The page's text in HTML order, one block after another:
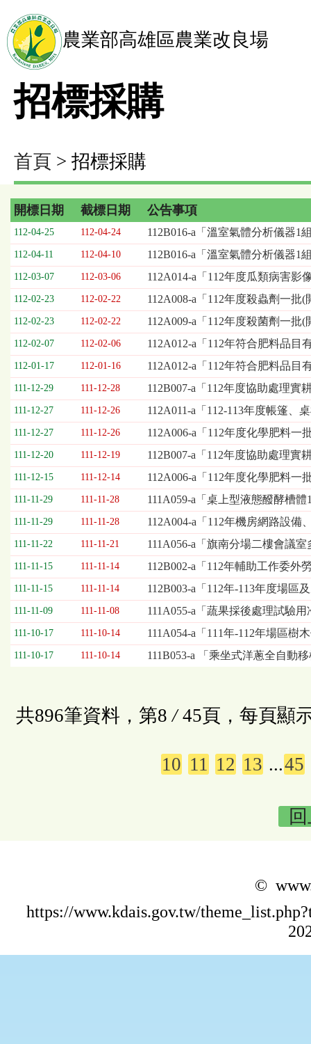
農業部高雄區農業改良場
招標採購
首頁 > 招標採購
招
標
採
購
列
表，
欄
位
依
序
開
標
期、
截
標
日
期、
公
告
事
項
開標日期 截標日期 公告事項
112-04-25 112-04-24 112B016-a「溫室氣體分析儀器1
112-04-11 112-04-10 112B016-a「溫室氣體分析儀器1
112-03-07 112-03-06 112A014-a「112年度瓜類病害
112-02-23 112-02-22 112A008-a「112年度殺蟲劑一批
112-02-23 112-02-22 112A009-a「112年度殺菌劑一批
112-02-07 112-02-06 112A012-a「112年符合肥料品目
112-01-17 112-01-16 112A012-a「112年符合肥料品目
111-12-29 111-12-28 112B007-a「112年度協助處理
111-12-27 111-12-26 112A011-a「112-113年度帳篷、
111-12-27 111-12-26 112A006-a「112年度化學肥料一
111-12-20 111-12-19 112B007-a「112年度協助處理
111-12-15 111-12-14 112A006-a「112年度化學肥料一
111-11-29 111-11-28 111A059-a「桌上型液態醱酵槽
111-11-29 111-11-28 112A004-a「112年機房網路設
111-11-22 111-11-21 111A056-a「旗南分場二樓會議
111-11-15 111-11-14 112B002-a「112年輔助工作委外
111-11-15 111-11-14 112B003-a「112年-113年度場
111-11-09 111-11-08 111A055-a「蔬果採後處理試驗
111-10-17 111-10-14 111A054-a「111年-112年場區樹
111-10-17 111-10-14 111B053-a 「乘坐式洋蔥全自動
共896筆資料，第8 /45頁，每頁顯
10 11 12 13 ...45
©
https://www.kdais.gov.tw/